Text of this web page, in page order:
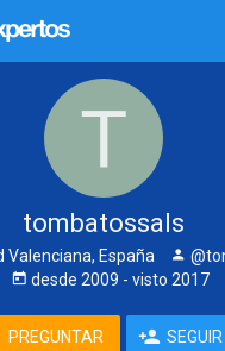
tombatossals
Valenciana, España
desde 2009 - visto 2017
PREGUNTAR SEGUIR